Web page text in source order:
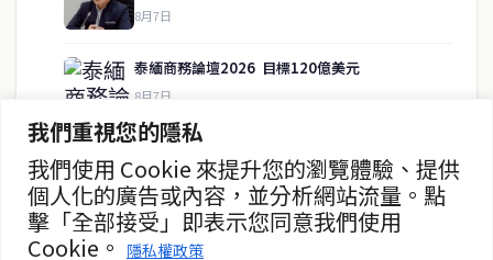
我們重視您的隱私
我們使用 Cookie 來提升您的瀏覽體驗、提供
個人化的廣告或內容，並分析網站流量。點
擊「全部接受」即表示您同意我們使用
Cookie。
隱私權政策
8月7日
泰緬商務論壇2026 目標120億美元
8月7日
政府儲蓄債券超額認購8.2倍
8月7日
證交所：外資有望持續流入泰股
8月7日
房地產
聯絡資訊
歡迎來信洽詢合作事宜
或提供新聞線索